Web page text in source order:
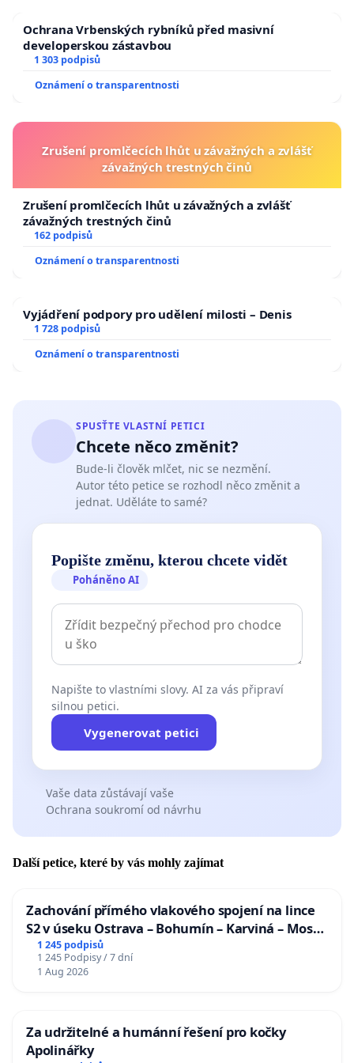
Ochrana Vrbenských rybníků před masivní
developerskou zástavbou
1 303 podpisů
Oznámení o transparentnosti
Zrušení promlčecích lhůt u závažných a zvlášť
závažných trestných činů
Zrušení promlčecích lhůt u závažných a zvlášť
závažných trestných činů
162 podpisů
Oznámení o transparentnosti
Vyjádření podpory pro udělení milosti – Denis
1 728 podpisů
Oznámení o transparentnosti
SPUSŤTE VLASTNÍ PETICI
Chcete něco změnit?
Bude-li člověk mlčet, nic se nezmění.
Autor této petice se rozhodl něco změnit a
jednat. Uděláte to samé?
Popište změnu, kterou chcete vidět
Poháněno AI
Napište to vlastními slovy. AI za vás připraví
silnou petici.
Vygenerovat petici
Vaše data zůstávají vaše
Ochrana soukromí od návrhu
Další petice, které by vás mohly zajímat
Zachování přímého vlakového spojení na lince
S2 v úseku Ostrava – Bohumín – Karviná – Mosty
u Jablunkova
1 245 podpisů
1 245 Podpisy / 7 dní
1 Aug 2026
Za udržitelné a humánní řešení pro kočky
Apolinářky